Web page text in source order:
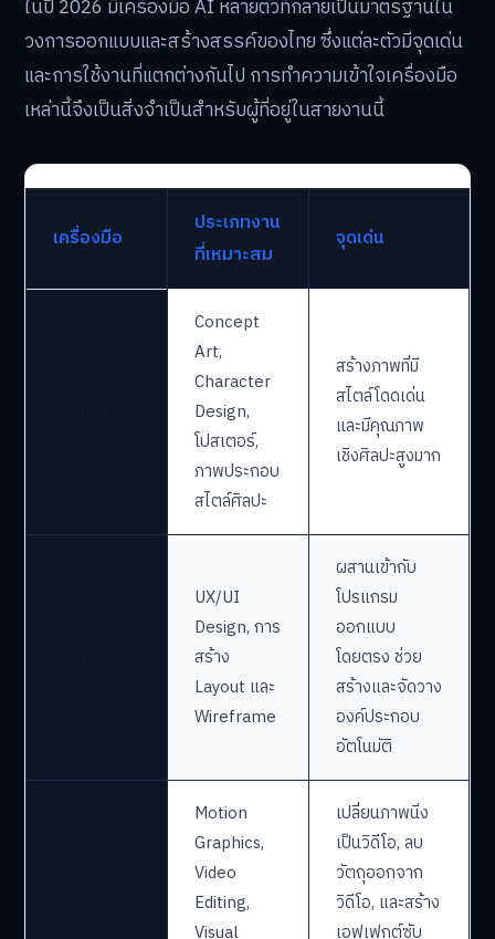
ในปี 2026 มีเครื่องมือ AI หลายตัวที่กลายเป็นมาตรฐานใน
วงการออกแบบและสร้างสรรค์ของไทย ซึ่งแต่ละตัวมีจุดเด่น
และการใช้งานที่แตกต่างกันไป การทำความเข้าใจเครื่องมือ
เหล่านี้จึงเป็นสิ่งจำเป็นสำหรับผู้ที่อยู่ในสายงานนี้
เครื่องมือ
ประเภทงาน
ที่เหมาะสม
จุดเด่น
Concept
Art,
Character
Design,
โปสเตอร์,
ภาพประกอบ
สไตล์ศิลปะ
สร้างภาพที่มี
สไตล์โดดเด่น
และมีคุณภาพ
เชิงศิลปะสูงมาก
UX/UI
Design, การ
สร้าง
Layout และ
Wireframe
ผสานเข้ากับ
โปรแกรม
ออกแบบ
โดยตรง ช่วย
สร้างและจัดวาง
องค์ประกอบ
อัตโนมัติ
Motion
Graphics,
Video
Editing,
Visual
เปลี่ยนภาพนิ่ง
เป็นวิดีโอ, ลบ
วัตถุออกจาก
วิดีโอ, และสร้าง
เอฟเฟกต์ซับ